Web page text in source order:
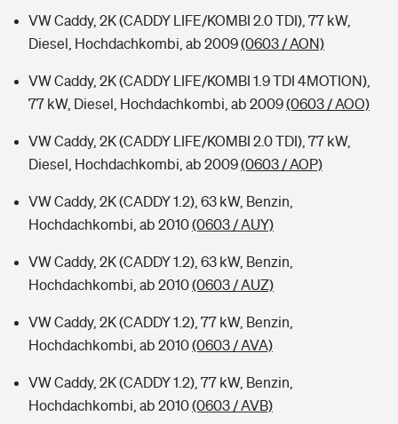
VW Caddy, 2K (CADDY LIFE/KOMBI 2.0 TDI), 77 kW,
Diesel, Hochdachkombi, ab 2009(0603 / AON)
VW Caddy, 2K (CADDY LIFE/KOMBI 1.9 TDI 4MOTION),
77 kW, Diesel, Hochdachkombi, ab 2009(0603 / AOO)
VW Caddy, 2K (CADDY LIFE/KOMBI 2.0 TDI), 77 kW,
Diesel, Hochdachkombi, ab 2009(0603 / AOP)
VW Caddy, 2K (CADDY 1.2), 63 kW, Benzin,
Hochdachkombi, ab 2010(0603 / AUY)
VW Caddy, 2K (CADDY 1.2), 63 kW, Benzin,
Hochdachkombi, ab 2010(0603 / AUZ)
VW Caddy, 2K (CADDY 1.2), 77 kW, Benzin,
Hochdachkombi, ab 2010(0603 / AVA)
VW Caddy, 2K (CADDY 1.2), 77 kW, Benzin,
Hochdachkombi, ab 2010(0603 / AVB)